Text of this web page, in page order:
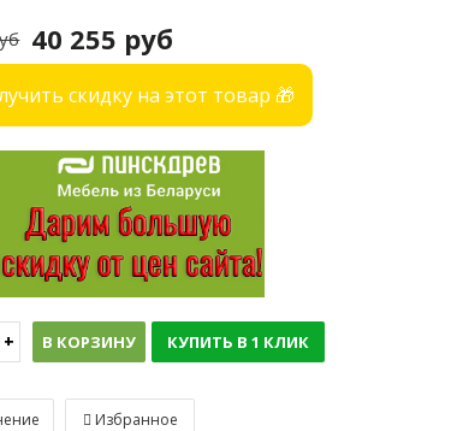
40 255 руб
скидку на этот товар 🎁
В КОРЗИНУ КУПИТЬ В 1 КЛИК
Избранное